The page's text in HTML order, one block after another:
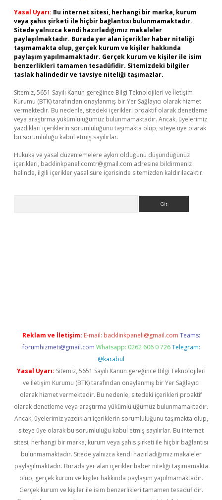
Yasal Uyarı: Bu internet sitesi, herhangi bir marka, kurum
veya şahıs şirketi ile hiçbir bağlantısı bulunmamaktadır.
Sitede yalnızca kendi hazırladığımız makaleler
paylaşılmaktadır. Burada yer alan içerikler haber niteliği
taşımamakta olup, gerçek kurum ve kişiler hakkında
paylaşım yapılmamaktadır. Gerçek kurum ve kişiler ile isim
benzerlikleri tamamen tesadüfidir. Sitemizdeki bilgiler
taslak halindedir ve tavsiye niteliği taşımazlar.
Sitemiz, 5651 Sayılı Kanun gereğince Bilgi Teknolojileri ve İletişim
Kurumu (BTK) tarafından onaylanmış bir Yer Sağlayıcı olarak hizmet
vermektedir. Bu nedenle, sitedeki içerikleri proaktif olarak denetleme
veya araştırma yükümlülüğümüz bulunmamaktadır. Ancak, üyelerimiz
yazdıkları içeriklerin sorumluluğunu taşımakta olup, siteye üye olarak
bu sorumluluğu kabul etmiş sayılırlar.
Hukuka ve yasal düzenlemelere aykırı olduğunu düşündüğünüz
içerikleri, backlinkpanelicomtr@gmail.com adresine bildirmeniz
halinde, ilgili içerikler yasal süre içerisinde sitemizden kaldırılacaktır.
Reklam ve İletişim: E-mail: backlinkpaneli@gmail.com Teams:
forumhizmeti@gmail.com Whatsapp: 0262 606 0 726 Telegram:
@karabul
Yasal Uyarı: Sitemiz, 5651 Sayılı Kanun gereğince Bilgi Teknolojileri
ve İletişim Kurumu (BTK) tarafından onaylanmış bir Yer Sağlayıcı
olarak hizmet vermektedir. Bu nedenle, sitedeki içerikleri proaktif
olarak denetleme veya araştırma yükümlülüğümüz bulunmamaktadır.
Ancak, üyelerimiz yazdıkları içeriklerin sorumluluğunu taşımakta olup,
siteye üye olarak bu sorumluluğu kabul etmiş sayılırlar. Bu internet
sitesi, herhangi bir marka, kurum veya şahıs şirketi ile hiçbir bağlantısı
bulunmamaktadır. Sitede yalnızca kendi hazırladığımız makaleler
paylaşılmaktadır. Burada yer alan içerikler haber niteliği taşımamakta
olup, gerçek kurum ve kişiler hakkında paylaşım yapılmamaktadır.
Gerçek kurum ve kişiler ile isim benzerlikleri tamamen tesadüfidir.